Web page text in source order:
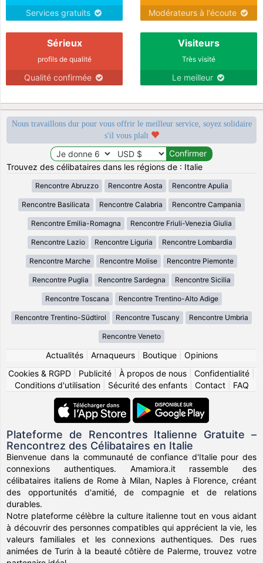
Services gratuits Modérateurs à l'écoute
Sérieux
profils de qualité
Qualité confirmée
Visiteurs
Très visité
Le meilleur
Nous travaillons dur pour vous offrir le meilleur service, soyez solidaire
s'il vous plaît
Trouvez des célibataires dans les régions de : Italie
Rencontre Abruzzo Rencontre Aosta Rencontre Apulia
Rencontre Basilicata Rencontre Calabria Rencontre Campania
Rencontre Emilia-Romagna Rencontre Friuli-Venezia Giulia
Rencontre Lazio Rencontre Liguria Rencontre Lombardia
Rencontre Marche Rencontre Molise Rencontre Piemonte
Rencontre Puglia Rencontre Sardegna Rencontre Sicilia
Rencontre Toscana Rencontre Trentino-Alto Adige
Rencontre Trentino-Südtirol Rencontre Tuscany Rencontre Umbria
Rencontre Veneto
Actualités| Arnaqueurs| Boutique| Opinions
Cookies & RGPD
Publicité À propos de nous Confidentialité
Conditions d'utilisation| Sécurité des enfants| Contact| FAQ
Plateforme de Rencontres Italienne Gratuite –
Rencontrez des Célibataires en Italie
Bienvenue dans la communauté de confiance d'Italie pour des
connexions authentiques. Amamiora.it rassemble des
célibataires italiens de Rome à Milan, Naples à Florence, créant
des opportunités d'amitié, de compagnie et de relations
durables.
Notre plateforme célèbre la culture italienne tout en vous aidant
à découvrir des personnes compatibles qui apprécient la vie, les
valeurs familiales et les connexions authentiques. Des rues
animées de Turin à la beauté côtière de Palerme, trouvez votre